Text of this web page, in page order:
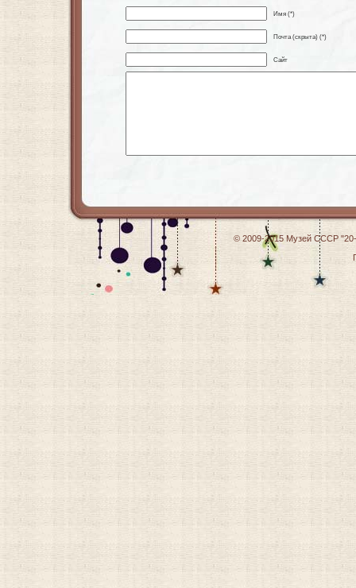
Имя (*)
Почта (скрыта) (*)
Сайт
© 2009-2015 Музей СССР